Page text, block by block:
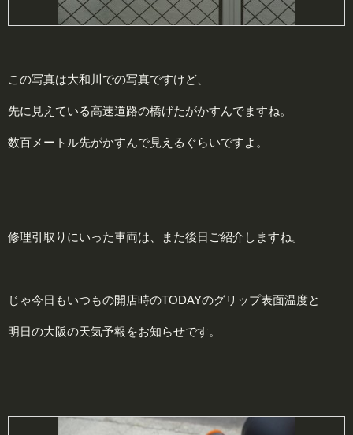
この写真は大和川での写真ですけど、
先に見えている高速道路の橋げたがかすんでますね。
数百メートル先がかすんで見えるぐらいですよ。
修理引取りにいった車両は、また後日ご紹介しますね。
じゃ今日もいつもの開店時のTODAYのグリップ表面温度と
明日の大阪の天気予報をお知らせです。